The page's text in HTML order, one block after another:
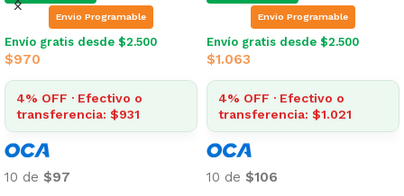
Envio Programable
Envío gratis desde $2.500
$970
4% OFF · Efectivo o
transferencia: $931
10 de $97
Envio Programable
Envío gratis desde $2.500
$1.063
4% OFF · Efectivo o
transferencia: $1.021
10 de $106